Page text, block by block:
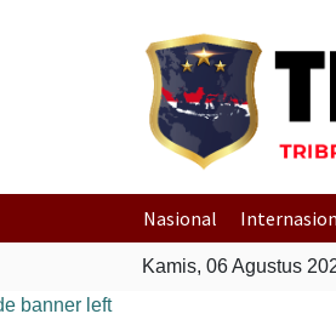
Nasional
Kamis, 06 Agustus
Evakuasi Warga Terdampak